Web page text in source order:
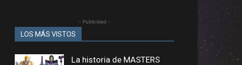
- Publicidad -
LOS MÁS VISTOS
La historia de MASTERS